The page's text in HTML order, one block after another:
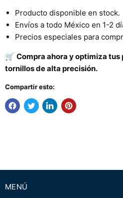
Producto disponible en stock.
Envíos a todo México en 1-2
Precios especiales para
🛒 Compra ahora y optimiza
tornillos de alta precisión.
Compartir esto:
MENÚ